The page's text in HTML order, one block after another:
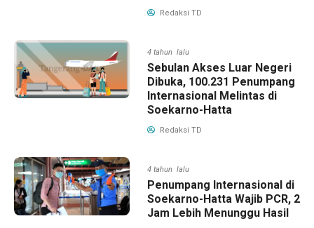
Redaksi TD
4 tahun lalu
Sebulan Akses Luar Negeri
Dibuka, 100.231 Penumpang
Internasional Melintas di
Soekarno-Hatta
Redaksi TD
4 tahun lalu
Penumpang Internasional di
Soekarno-Hatta Wajib PCR, 2
Jam Lebih Menunggu Hasil